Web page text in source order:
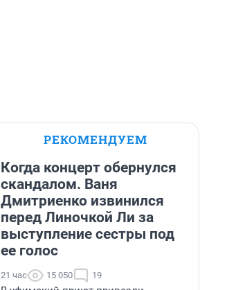
РЕКОМЕНДУЕМ
Когда концерт обернулся
скандалом. Ваня
Дмитриенко извинился
перед Линочкой Ли за
выступление сестры под
ее голос
21 час 15 050 19